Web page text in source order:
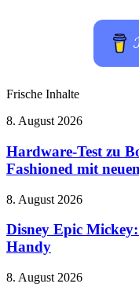
Frische Inhalte
Hardware-
zu
Bowers
&
Pi8
Old
Fashioned
neuen
8. August 2026
Hardware-Test zu
Fashioned mit
Disney
Mickey:
Rebrushed
–
auf
8. August 2026
Disney Epic
Handy
Take-
8. August 2026